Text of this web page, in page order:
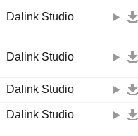
Dalink Studio
Dalink Studio
Dalink Studio
Dalink Studio